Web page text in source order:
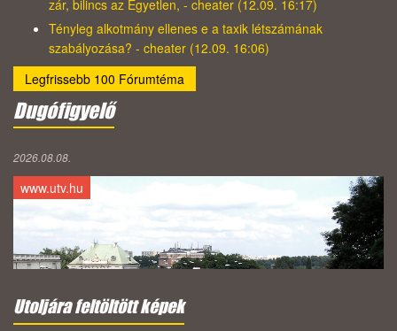
zár, bilincs az Egyetlen, - cheater (12.09. 16:17)
Tényleg alkotmány ellenes e a taxik létszámának
szabályozása? - cheater (12.09. 16:06)
Legfrissebb 100 Fórumtéma
Dugófigyelő
2026.08.08.
www.utv.hu
Utoljára feltöltött képek